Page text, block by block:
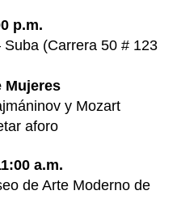
p.m.
(Carrera 50 # 123
Mujeres
y Mozart
aforo
a.m.
de Arte Moderno de